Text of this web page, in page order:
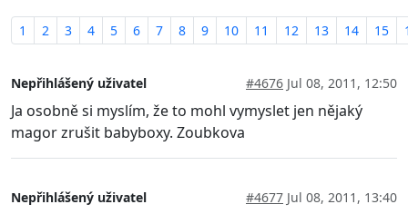
1 2 3 4 5 6 7 8 9 10 11 12 13 14 15
Nepřihlášený uživatel #4676 Jul 08, 2011, 12:50
Ja osobně si myslím, že to mohl vymyslet jen nějaký
magor zrušit babyboxy. Zoubkova
Nepřihlášený uživatel #4677 Jul 08, 2011, 13:40